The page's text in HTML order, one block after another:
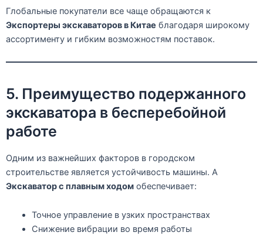
Глобальные покупатели все чаще обращаются к
Экспортеры экскаваторов в Китае благодаря широкому
ассортименту и гибким возможностям поставок.
5. Преимущество подержанного
экскаватора в бесперебойной
работе
Одним из важнейших факторов в городском
строительстве является устойчивость машины. A
Экскаватор с плавным ходом обеспечивает:
Точное управление в узких пространствах
Снижение вибрации во время работы